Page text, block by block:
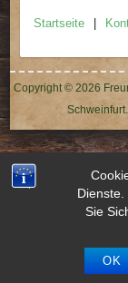
Sie
OK
Startseite
Copyright © 2026
Schweinfurt